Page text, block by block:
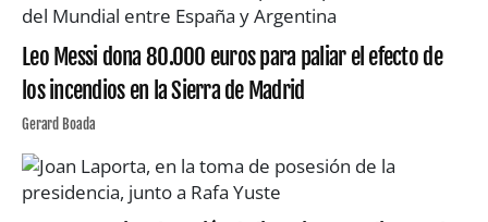
Leo Messi dona 80.000 euros para paliar el efecto de
los incendios en la Sierra de Madrid
Gerard Boada